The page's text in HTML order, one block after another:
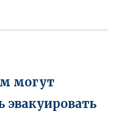
могут
эвакуировать